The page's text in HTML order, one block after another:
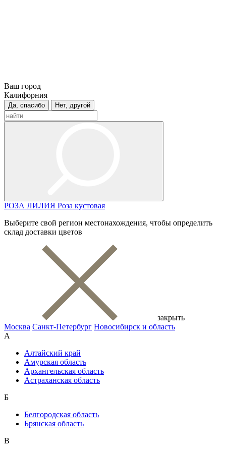
Ваш город
Калифорния
Да, спасибо Нет, другой
РОЗА ЛИЛИЯ Роза кустовая
Выберите свой регион местонахождения, чтобы определить
склад доставки цветов
закрыть
Москва Санкт-Петербург Новосибирск и область
А
Алтайский край
Амурская область
Архангельская область
Астраханская область
Б
Белгородская область
Брянская область
В